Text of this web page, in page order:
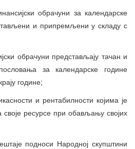
обрачуни за календарске
и припремљени у складу с
обрачуни представљају тачан и
за календарске године
године;
и рентабилности којима је
своје ресурсе при обављању својих
подноси Народној скупштини